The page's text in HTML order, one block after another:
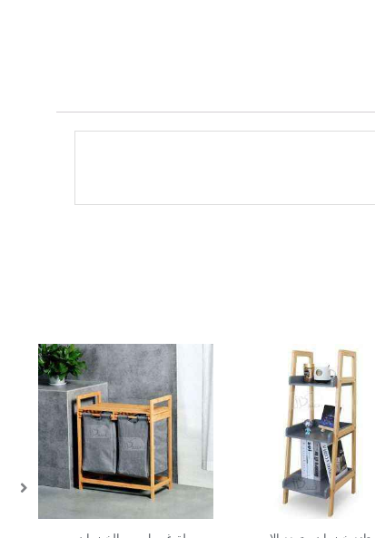
In Stock